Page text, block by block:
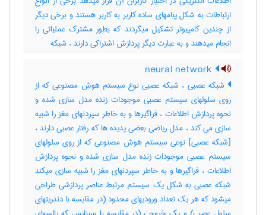
ارتباطات به شکل پیامهای ساده کاربر به کاربر هستند و برخی دیگر
از چندین کامپیوتر تشکیل میگردند که بطور مشترک عملیاتی را
انجام میدهند و به عبارت دیگر پردازش اشتراکی دارند ، ‌شبکه
شبکه عصبی ، شبکه عصبی نوع سیستم هوش مصنوعی که از
روی سلولهای سیستم عصبی موجودات زنده مدل سازی شده و
نحوه پردازش اطلاعات ، فراگیرها و به خاطر سپردنهای مغز را شبیه
سازی می کند ، مدل ریاضی بعضی پدیده ها که رفتار عصبی دارند ،
[شبکه عصبی] نوعی سیستم هوش مصنوعی که از روی سلولهای
سیستم عصبی موجودات زنده مدل سازی شده و نحوه پردازش
اطلاعات ، فراگیرها و به خاطر سپردنهای مغز را شبیه سازی میکند
شبکه عصبی به شکل یک سیستم مرتبط عناصر پردازشی طراحی
میشود که هر یک تعداد ورودیهای محدود (در مقایسه با دندریتهای